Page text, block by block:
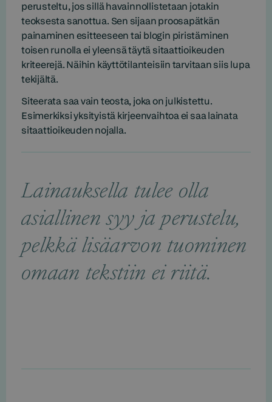
perusteltu, jos sillä havainnollistetaan jotakin
teoksesta sanottua. Sen sijaan proosapätkän
painaminen esitteeseen tai blogin piristäminen
toisen runolla ei yleensä täytä sitaattioikeuden
kriteerejä. Näihin käyttötilanteisiin tarvitaan siis lupa
tekijältä.
Siteerata saa vain teosta, joka on julkistettu.
Esimerkiksi yksityistä kirjeenvaihtoa ei saa lainata
sitaattioikeuden nojalla.
Lainauksella tulee olla
asiallinen syy ja perustelu,
pelkkä lisäarvon tuominen
omaan tekstiin ei riitä.